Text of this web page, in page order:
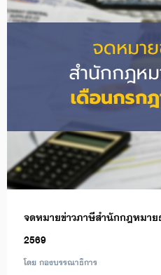
จดหมายข่าวภาษีสำนักกฎหมา
2569
โดย กองบรรณาธิการ